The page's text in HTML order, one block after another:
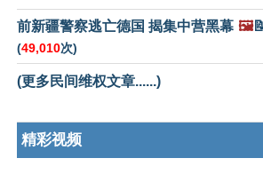
前新疆警察逃亡德国 揭集中营黑幕 🖼️
(49,010次)
(更多民间维权文章......)
精彩视频